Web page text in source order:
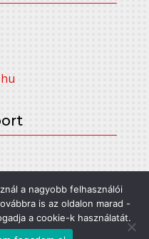
a nagyobb felhasználói
is az oldalon marad -
a cookie-k használatát.